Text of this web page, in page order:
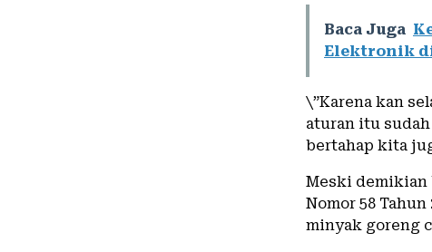
Baca Juga
Elektronik
\”Karena kan
aturan itu
bertahap kita
Meski demikian
Nomor 58
minyak goreng